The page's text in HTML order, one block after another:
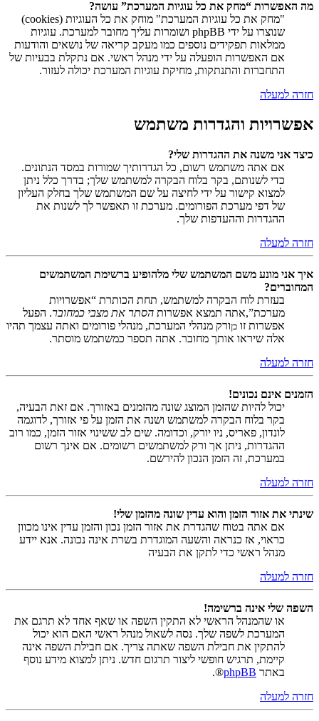
מה האפשרות “מחק את כל עוגיות המערכת” עושה?
"מחק את כל עוגיות המערכת" מוחק את כל העוגיות (cookies)
שנוצרו על ידי phpBB ושומרות עליך מחובר למערכת. עוגיות
ממלאות תפקידים נוספים כמו מעקב קריאה של נושאים והודעות
אם האפשרות הופעלה על ידי מנהל ראשי. אם נתקלת בבעיות של
התחברות והתנתקות, מחיקת עוגיות המערכת יכולה לעזור.
חזרה למעלה
אפשרויות והגדרות משתמש
כיצד אני משנה את ההגדרות שלי?
אם אתה משתמש רשום, כל הגדרותיך שמורות במסד הנתונים.
כדי לשנותם, בקר בלוח הבקרה למשתמש שלך; בדרך כלל ניתן
למצוא קישור על ידי לחיצה על שם המשתמש שלך בחלק העליון
של דפי מערכת הפורומים. מערכת זו תאפשר לך לשנות את
ההגדרות וההעדפות שלך.
חזרה למעלה
איך אני מונע משם המשתמש שלי מלהופיע ברשימת המשתמשים
המחוברים?
בעזרת לוח הבקרה למשתמש, תחת הכותרת “אפשרויות
מערכת”,אתה תמצא אפשרות הסתר את מצבי כמחובר. הפעל
אפשרות זו כןורק מנהלי המערכת, מנהלי פורומים ואתה עצמך תהיו
אלה שיראו אותך מחובר. אתה תספר כמשתמש מוסתר.
חזרה למעלה
הזמנים אינם נכונים!
יכול להיות שהזמן המוצג שונה מהזמנים באזורך. אם זאת הבעיה,
בקר בלוח הבקרה למשתמש ושנה את הזמן על פי אזורך, לדוגמה
לונדון, פאריס, ניו יורק, וכדומה. שים לב ששינוי אזור הזמן, כמו רוב
ההגדרות, ניתן אך ורק למשתמשים רשומים. אם אינך רשום
במערכת, זה הזמן הנכון להירשם.
חזרה למעלה
שינתי את אזור הזמן והוא עדין שונה מהזמן שלי!
אם אתה בטוח שהגדרת את אזור הזמן נכון והזמן עדין אינו מכוון
כראוי, אז כנראה והשעה המוגדרת בשרת אינה נכונה. אנא יידע
מנהל ראשי כדי לתקן את הבעיה
חזרה למעלה
השפה שלי אינה ברשימה!
או שהמנהל הראשי לא התקין השפה או שאף אחד לא תרגם את
המערכת לשפה שלך. נסה לשאול מנהל ראשי האם הוא יכול
להתקין את חבילת השפה שאתה צריך. אם חבילת השפה אינה
קיימת, תרגיש חופשי ליצור תרגום חדש. ניתן למצוא מידע נוסף
באתר phpBB
®.
חזרה למעלה